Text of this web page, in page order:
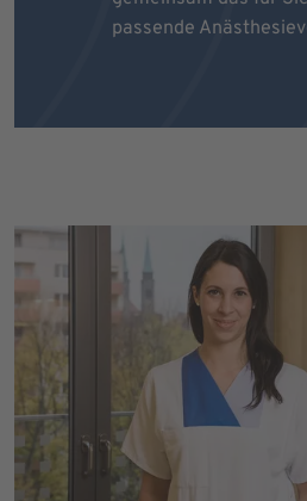
passende